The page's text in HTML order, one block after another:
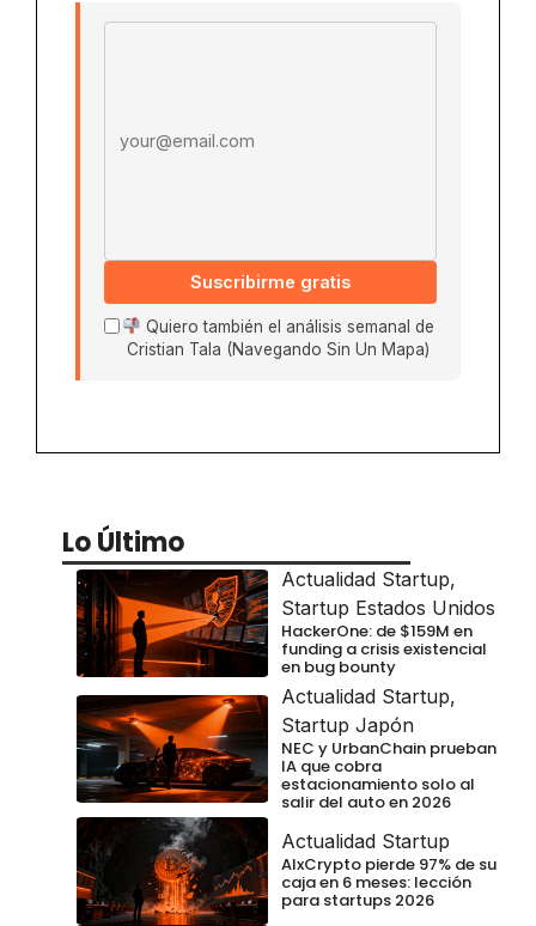
Suscribirme gratis
Quiero también el análisis semanal de
Cristian Tala (Navegando Sin Un Mapa)
Lo Último
Actualidad Startup,
Startup Estados Unidos
HackerOne: de $159M en
funding a crisis existencial
en bug bounty
Actualidad Startup,
Startup Japón
NEC y UrbanChain prueban
IA que cobra
estacionamiento solo al
salir del auto en 2026
Actualidad Startup
AIxCrypto pierde 97% de su
caja en 6 meses: lección
para startups 2026